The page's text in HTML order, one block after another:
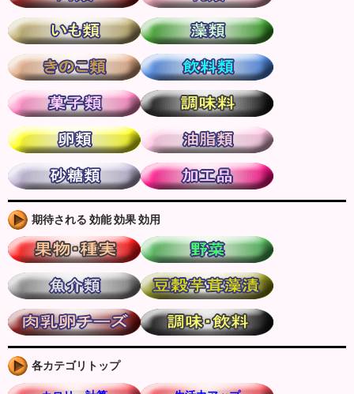
期待される 効能 効果 効用
各カテゴリトップ